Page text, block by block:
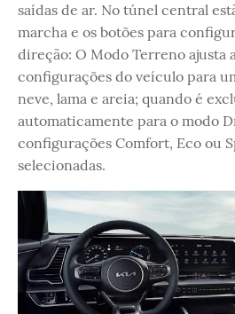
saídas de ar. No túnel central
marcha e os botões para
direção: O Modo Terreno ajusta
configurações do veículo para
neve, lama e areia; quando é
automaticamente para o modo
configurações Comfort, Eco ou
selecionadas.